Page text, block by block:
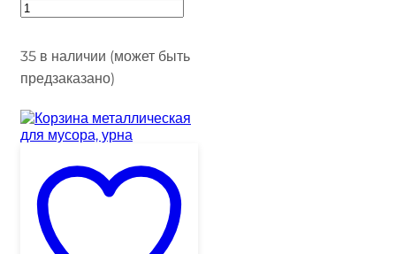
35 в наличии (может быть
предзаказано)